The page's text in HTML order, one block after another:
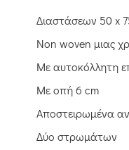
Διαστάσεων 50 x
Non woven μιας
Με αυτοκόλλητη
Με οπή 6 cm
Αποστειρωμένα
Δύο στρωμάτων